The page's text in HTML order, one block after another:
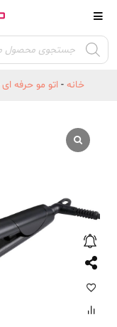
Products
search
خانه - اتو مو حرفه ای